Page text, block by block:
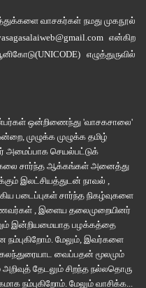
வாசகர்கள் நமது முகநூல்
என்கிற
எழுத்துருவில்
ஒன்றிணைந்து 'வாசகசாலை'
முழுக்க முழுக்க தமிழ்
அமைப்பாக செயல்பட்டுக்
, கலை சார்ந்த ஆக்கங்கள் அனைத்து
இலட்சியத்துடன் நாவல் ,
படைப்புகள் சார்ந்த நிகழ்வுகளை
, இளைய தலைமுறையினர்
இன்றியமையாத பழக்கத்தை
மேலும், இவர்களை
வைப்பதன் மூலமும்
தேடலும் சிறந்த நல்லதொரு
நம்புகிறோம். மேலும் வாசிக்க...